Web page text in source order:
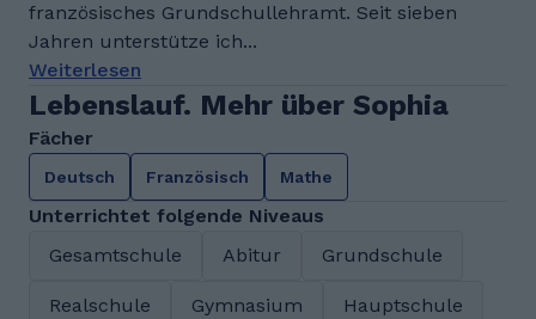
französisches Grundschullehramt. Seit sieben
Jahren unterstütze ich...
Weiterlesen
Lebenslauf. Mehr über Sophia
Fächer
Deutsch Französisch Mathe
Unterrichtet folgende Niveaus
Gesamtschule
Abitur Grundschule
Realschule Gymnasium Hauptschule